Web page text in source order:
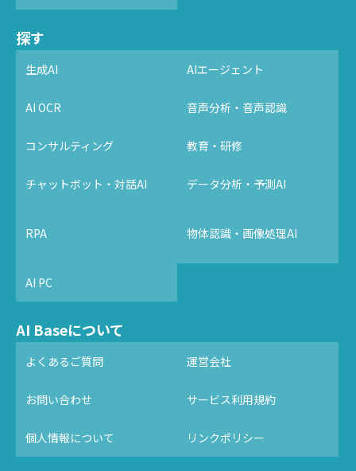
探す
生成AI AIエージェント
AI OCR 音声分析・音声認識
コンサルティング 教育・研修
チャットボット・対話AI データ分析・予測AI
RPA 物体認識・画像処理AI
AI PC
AI Baseについて
よくあるご質問 運営会社
お問い合わせ サービス利用規約
個人情報について リンクポリシー